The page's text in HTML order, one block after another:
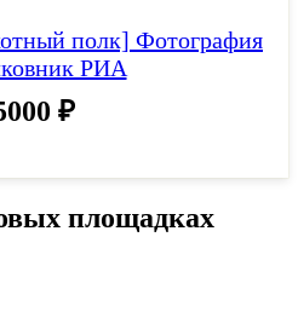
полк] Фотография
РИА
₽
площадках